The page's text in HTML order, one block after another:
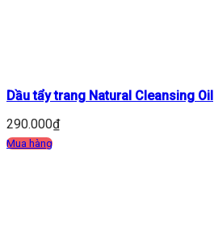
Dầu tẩy trang Natural Cleansing Oil
290.000₫
Mua hàng